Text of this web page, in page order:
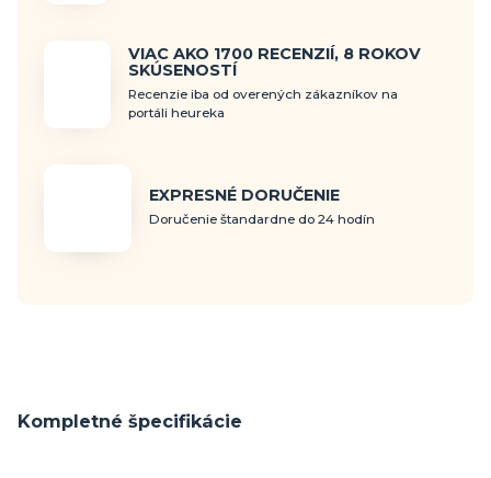
VIAC AKO 1700 RECENZIÍ, 8 ROKOV
SKÚSENOSTÍ
Recenzie iba od overených zákazníkov na
portáli heureka
EXPRESNÉ DORUČENIE
Doručenie štandardne do 24 hodín
Kompletné špecifikácie